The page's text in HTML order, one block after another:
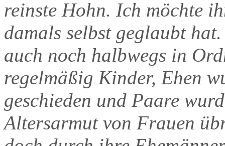
reinste Hohn. Ich möchte
damals selbst geglaubt
auch noch halbwegs in
regelmäßig Kinder, Ehen
geschieden und Paare
Altersarmut von Frauen